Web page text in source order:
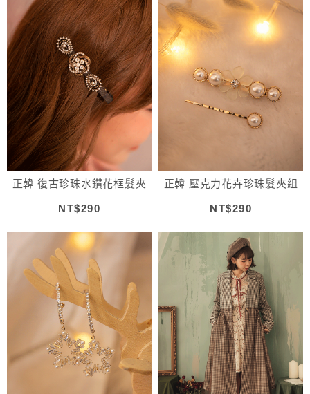
正韓 復古珍珠水鑽花框髮夾
NT$290
正韓 壓克力花卉珍珠髮夾組
NT$290